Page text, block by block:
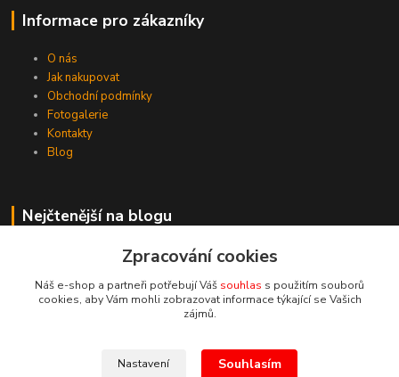
Informace pro zákazníky
O nás
Jak nakupovat
Obchodní podmínky
Fotogalerie
Kontakty
Blog
Nejčtenější na blogu
5 důvodů proč grilovatZpracování cookies
Náš e-shop a partneři potřebují Váš souhlas s použitím souborů
cookies, aby Vám mohli zobrazovat informace týkající se Vašich
zájmů.
Nastavení Souhlasím